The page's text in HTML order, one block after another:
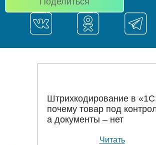
Штрихкодирование в
почему товар под
а документы – нет
Читать